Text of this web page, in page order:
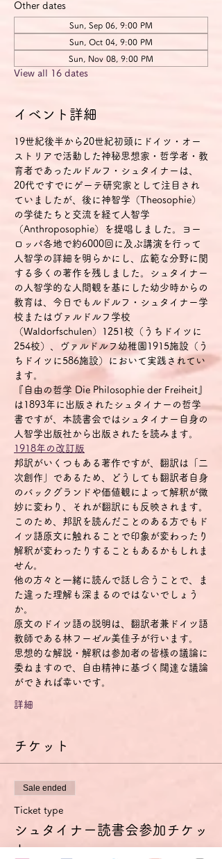
Other dates
Sun, Sep 06, 9:00 PM
Sun, Oct 04, 9:00 PM
Sun, Nov 08, 9:00 PM
View all 16 dates
イベント詳細
19世紀後半から20世紀初頭にドイツ・オー
ストリアで活動した神秘思想家・哲学者・教
育者であったルドルフ・シュタイナーは、
20代ですでにゲーテ研究家として注目され
ていましたが、後に神智学（Theosophie）
の学徒たちと交流を経て人智学
（Anthroposophie）を提唱しました。ヨー
ロッパ各地で約6000回に及ぶ講演を行って
人智学の詳細を明らかにし、広範な分野に関
する多くの著作を残しました。シュタイナー
の人智学的な人間観を基にした幼少時からの
教育は、今日でもルドルフ・シュタイナー学
校またはヴァルドルフ学校
（Waldorfschulen）1251校（うちドイツに
254校）、ヴァルドルフ幼稚園1915施設（う
ちドイツに586施設）において実践されてい
ます。
『自由の哲学 Die Philosophie der Freiheit』
は1893年に出版されたシュタイナーの哲学
書ですが、本読書会ではシュタイナー自身の
人智学出版社から出版された を読みます。
1918年の改訂版
邦訳がいくつもある著作ですが、翻訳は「二
次創作」であるため、どうしても翻訳者自身
のバックグランドや価値観によって解釈が微
妙に変わり、それが翻訳にも反映されます。
このため、邦訳を読んだことのある方でもド
イツ語原文に触れることで印象が変わったり
解釈が変わったりすることもあるかもしれま
せん。
他の方々と一緒に読んで話し合うことで、ま
た違った理解も深まるのではないでしょう
か。
原文のドイツ語の説明は、翻訳者兼ドイツ語
教師である林フーゼル美佳子が行います。
思想的な解説・解釈は参加者の皆様の議論に
委ねますので、自由精神に基づく闊達な議論
ができれば幸いです。
詳細
チケット
Sale ended
Ticket type
シュタイナー読書会参加チケッ
ト